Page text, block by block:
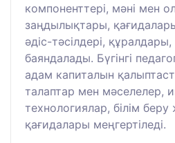
компоненттері, мәні мен
заңдылықтары,
әдіс-тәсілдері, құралдары,
баяндалады. Бүгінгі
адам капиталын
талаптар мен мәселелер,
технологиялар, білім беру
қағидалары меңгертіледі.